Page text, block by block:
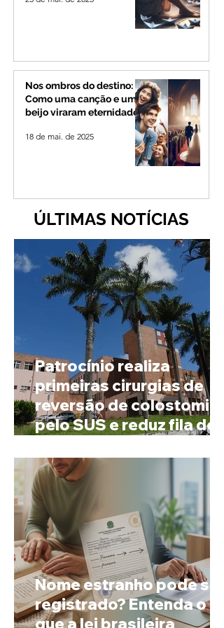
Nos ombros do destino:
Como uma canção e um
beijo viraram eternidade
18 de mai. de 2025
ÚLTIMAS NOTÍCIAS
Patrocínio realiza
primeiras cirurgias de
reversão de colostomia
pelo SUS e reduz fila de
Nome estranho pode ser
registrado? Entenda o
que a lei brasileira